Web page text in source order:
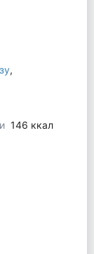
,
146 ккал